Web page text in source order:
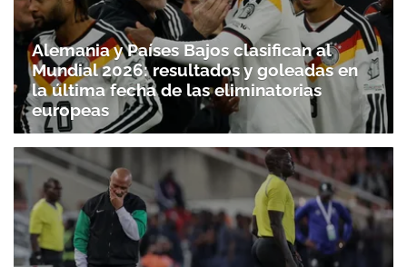
Alemania y Países Bajos clasifican al
Mundial 2026: resultados y goleadas en
la última fecha de las eliminatorias
europeas